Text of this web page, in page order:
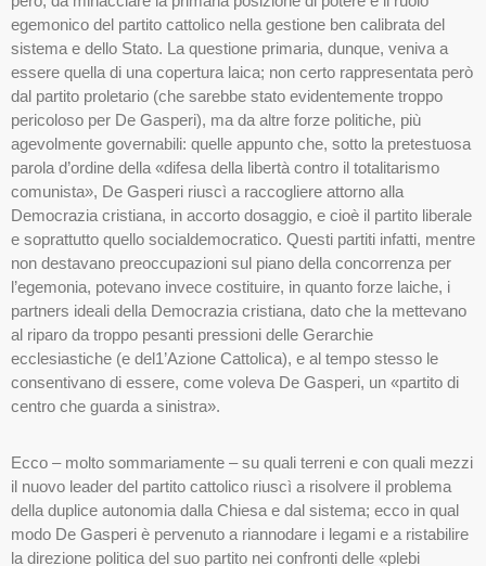
egemonico del partito cattolico nella gestione ben calibrata del
sistema e dello Stato. La questione primaria, dunque, veniva a
essere quella di una copertura laica; non certo rappresentata però
dal partito proletario (che sarebbe stato evidentemente troppo
pericoloso per De Gasperi), ma da altre forze politiche, più
agevolmente governabili: quelle appunto che, sotto la pretestuosa
parola d’ordine della «difesa della libertà contro il totalitarismo
comunista», De Gasperi riuscì a raccogliere attorno alla
Democrazia cristiana, in accorto dosaggio, e cioè il partito liberale
e soprattutto quello socialdemocratico. Questi partiti infatti, mentre
non destavano preoccupazioni sul piano della concorrenza per
l’egemonia, potevano invece costituire, in quanto forze laiche, i
partners ideali della Democrazia cristiana, dato che la mettevano
al riparo da troppo pesanti pressioni delle Gerarchie
ecclesiastiche (e del1’Azione Cattolica), e al tempo stesso le
consentivano di essere, come voleva De Gasperi, un «partito di
centro che guarda a sinistra».
Ecco – molto sommariamente – su quali terreni e con quali mezzi
il nuovo leader del partito cattolico riuscì a risolvere il problema
della duplice autonomia dalla Chiesa e dal sistema; ecco in qual
modo De Gasperi è pervenuto a riannodare i legami e a ristabilire
la direzione politica del suo partito nei confronti delle «plebi